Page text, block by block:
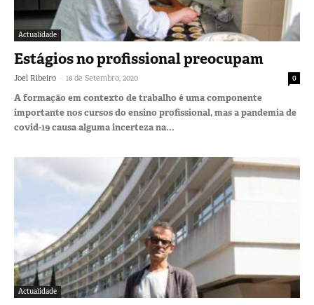
Actualidade
Estágios no profissional preocupam
Joel Ribeiro - 18 de Setembro, 2020 0
A formação em contexto de trabalho é uma componente
importante nos cursos do ensino profissional, mas a pandemia de
covid-19 causa alguma incerteza na...
Actualidade